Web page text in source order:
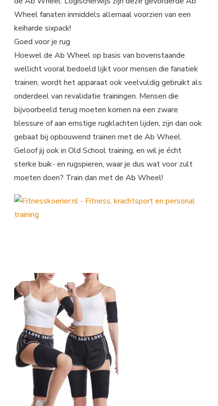
Wheel fanaten inmiddels allemaal voorzien van een
keiharde sixpack!
Goed voor je rug
Hoewel de Ab Wheel op basis van bovenstaande
wellicht vooral bedoeld lijkt voor mensen die fanatiek
trainen, wordt het apparaat ook veelvuldig gebruikt als
onderdeel van revalidatie trainingen. Mensen die
bijvoorbeeld terug moeten komen na een zware
blessure of aan ernstige rugklachten lijden, zijn dan ook
gebaat bij opbouwend trainen met de Ab Wheel.
Geloof jij ook in Old School training, en wil je écht
sterke buik- en rugspieren, waar je dus wat voor zult
moeten doen? Train dan met de Ab Wheel!